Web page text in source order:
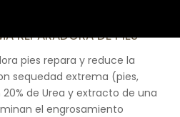
REPARADORA DE PIES
pies repara y reduce la
sequedad extrema (pies,
de Urea y extracto de una
el engrosamiento